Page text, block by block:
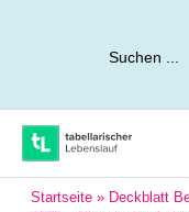
Startseite » Deckblatt